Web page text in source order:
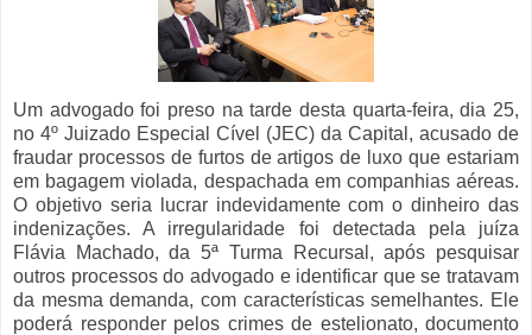
Um advogado foi preso na tarde desta quarta-feira, dia 25,
no 4º Juizado Especial Cível (JEC) da Capital, acusado de
fraudar processos de furtos de artigos de luxo que estariam
em bagagem violada, despachada em companhias aéreas.
O objetivo seria lucrar indevidamente com o dinheiro das
indenizações. A irregularidade foi detectada pela juíza
Flávia Machado, da 5ª Turma Recursal, após pesquisar
outros processos do advogado e identificar que se tratavam
da mesma demanda, com características semelhantes. Ele
poderá responder pelos crimes de estelionato, documento